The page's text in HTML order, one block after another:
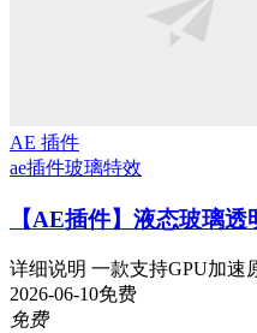
AE 插件
ae插件玻璃特效
【AE插件】液态玻璃
详细说明 一款支持GPU加速
2026-06-10免费
免费